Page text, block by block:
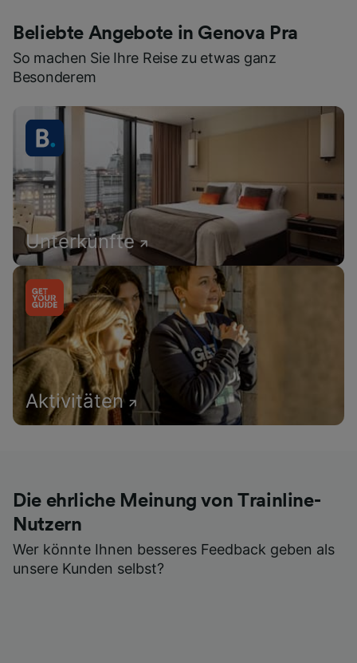
Beliebte Angebote in Genova Pra
So machen Sie Ihre Reise zu etwas ganz
Besonderem
Unterkünfte
Aktivitäten
Die ehrliche Meinung von Trainline-
Nutzern
Wer könnte Ihnen besseres Feedback geben als
unsere Kunden selbst?